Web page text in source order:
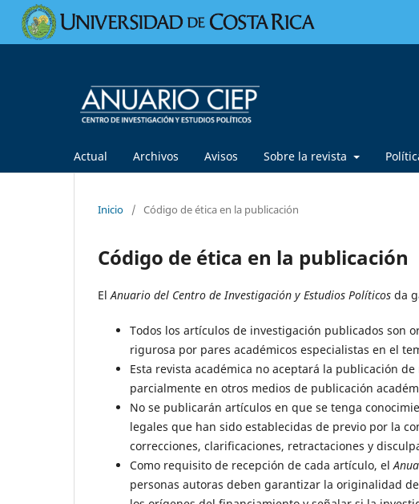
Actual Archivos Avisos Sobre la revista
Inicio / Código de ética en la publicación
Código de ética en la publicación
ElAnuario del Centro de Investigación y Estudios Políticos da
Todos los artículos de investigación publicados son
rigurosa por pares académicos especialistas en el
Esta revista académica no aceptará la publicación
parcialmente en otros medios de publicación
No se publicarán artículos en que se tenga
legales que han sido establecidas de previo por la
correcciones, clarificaciones, retractaciones y
Como requisito de recepción de cada artículo, el
personas autoras deben garantizar la originalidad